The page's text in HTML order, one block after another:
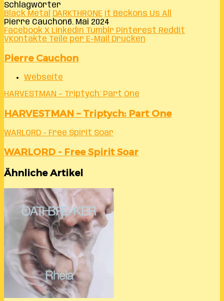
Schlagwörter
Black Metal
DARKTHRONE It Beckons Us All
Pierre Cauchon6. Mai 2024
Facebook X LinkedIn Tumblr Pinterest Reddit
VKontakte Teile per E-Mail Drucken
Pierre Cauchon
Webseite
HARVESTMAN – Triptych: Part One
HARVESTMAN – Triptych: Part One
WARLORD - Free Spirit Soar
WARLORD - Free Spirit Soar
Ähnliche Artikel